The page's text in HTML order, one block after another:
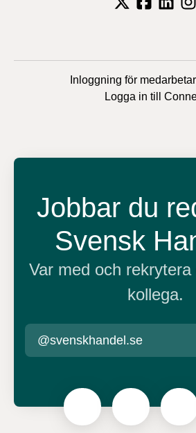
Inloggning för
Logga in till
Jobbar du
Svensk
Var med och
kollega.
@svenskhandel.se